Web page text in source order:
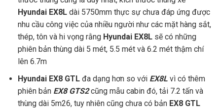
Hyundai EX8Ldài 5750mm thực sự chưa đáp ứng được
nhu cầu công việc của nhiều người như các mặt hàng sắt,
thép, tôn và hi vọng rằng Hyundai EX8Lsẽ có những
phiên bản thùng dài 5 mét, 5.5 mét và 6.2 mét thậm chí
lên 6.7m
Hyundai EX8 GTLđa dạng hơn so với EX8Lvì có thêm
phiên bảnEX8 GTS2cũng mẫu cabin đó, tải 7.2 tấn và
thùng dài 5m26, tuy nhiên cũng chưa có bản EX8 GTL